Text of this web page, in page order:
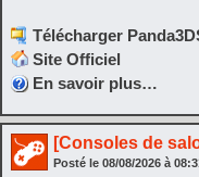
Télécharger
Site Officiel
En savoir plus…
[Consoles de
Posté le 08/08/2026 à